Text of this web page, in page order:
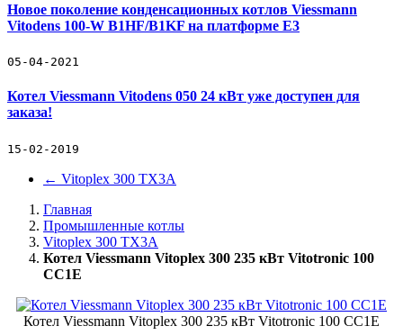
Новое поколение конденсационных котлов Viessmann
Vitodens 100-W B1HF/B1KF на платформе Е3
05-04-2021
Котел Viessmann Vitodens 050 24 кВт уже доступен для
заказа!
15-02-2019
← Vitoplex 300 TX3A
Главная
Промышленные котлы
Vitoplex 300 TX3A
Котел Viessmann Vitoplex 300 235 кВт Vitotronic 100
CC1E
Котел Viessmann Vitoplex 300 235 кВт Vitotronic 100 CC1E